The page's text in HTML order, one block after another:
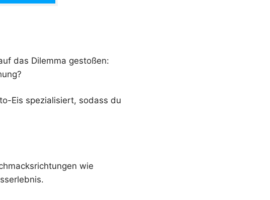
das Dilemma gestoßen:
Eis spezialisiert, sodass du
wie